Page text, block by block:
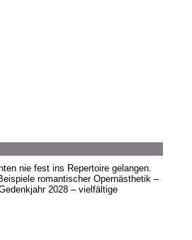
nie fest ins Repertoire gelangen.
romantischer Opernästhetik –
2028 – vielfältige